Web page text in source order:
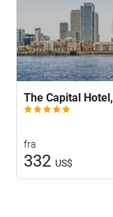
The Capital
fra
332 US$